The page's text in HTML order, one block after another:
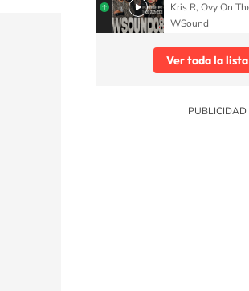
Kris R, Ovy On
WSound
Ver toda la lista